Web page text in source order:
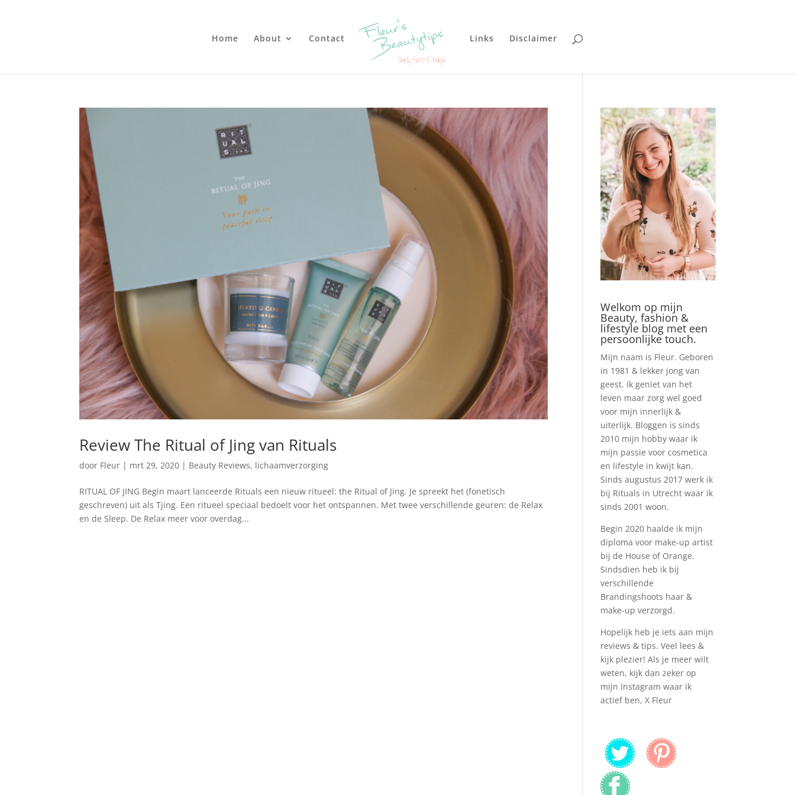
Home About Contact Links Disclaimer
Review The Ritual of Jing van Rituals
door Fleur | mrt 29, 2020 | Beauty Reviews, lichaamverzorging
RITUAL OF JING Begin maart lanceerde Rituals een nieuw ritueel: the Ritual of Jing. Je spreekt het (fonetisch
geschreven) uit als Tjing. Een ritueel speciaal bedoelt voor het ontspannen. Met twee verschillende geuren: de Relax
en de Sleep. De Relax meer voor overdag...
Welkom op mijn
Beauty, fashion &
lifestyle blog met een
persoonlijke touch.
Mijn naam is Fleur. Geboren
in 1981 & lekker jong van
geest. Ik geniet van het
leven maar zorg wel goed
voor mijn innerlijk &
uiterlijk. Bloggen is sinds
2010 mijn hobby waar ik
mijn passie voor cosmetica
en lifestyle in kwijt kan.
Sinds augustus 2017 werk ik
bij Rituals in Utrecht waar ik
sinds 2001 woon.
Begin 2020 haalde ik mijn
diploma voor make-up artist
bij de House of Orange.
Sindsdien heb ik bij
verschillende
Brandingshoots haar &
make-up verzorgd.
Hopelijk heb je iets aan mijn
reviews & tips. Veel lees &
kijk plezier! Als je meer wilt
weten, kijk dan zeker op
mijn Instagram waar ik
actief ben, X Fleur